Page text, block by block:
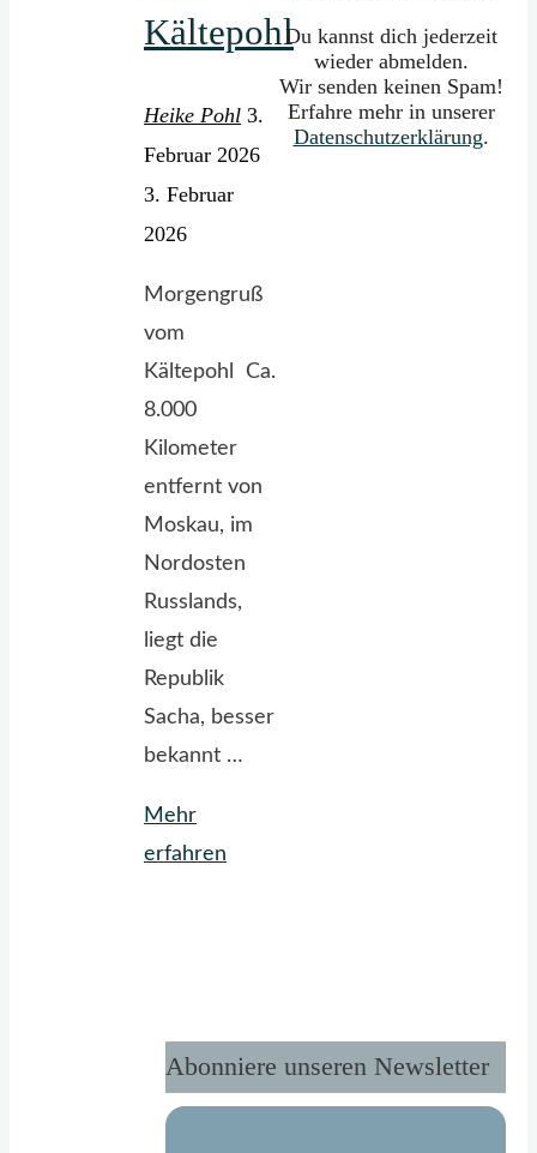
Kältepohl
Heike Pohl 3.
Februar 2026
3. Februar
2026
Morgengruß
vom
Kältepohl Ca.
8.000
Kilometer
entfernt von
Moskau, im
Nordosten
Russlands,
liegt die
Republik
Sacha, besser
bekannt …
Mehr
erfahren
Abonniere unseren Newsletter
Du kannst dich jederzeit
wieder abmelden.
Wir senden keinen Spam!
Erfahre mehr in unserer
Datenschutzerklärung.